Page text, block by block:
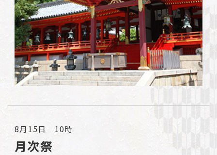
8月15日 10時
月次祭